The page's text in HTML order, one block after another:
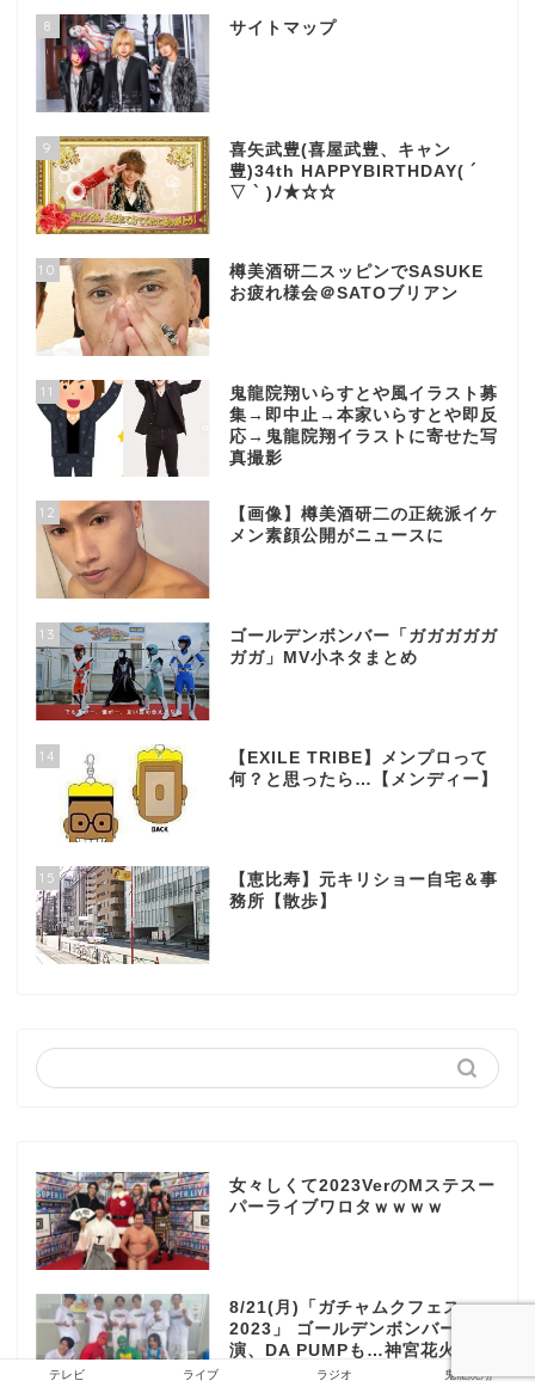
8 サイトマップ
9
喜矢武豊(喜屋武豊、キャン
豊)34th HAPPYBIRTHDAY( ´
▽ ` )ﾉ★☆☆
10
樽美酒研二スッピンでSASUKE
お疲れ様会＠SATOブリアン
11
鬼龍院翔いらすとや風イラスト募
集→即中止→本家いらすとや即反
応→鬼龍院翔イラストに寄せた写
真撮影
12
【画像】樽美酒研二の正統派イケ
メン素顔公開がニュースに
13
ゴールデンボンバー「ガガガガガ
ガガ」MV小ネタまとめ
14
【EXILE TRIBE】メンプロって
何？と思ったら…【メンディー】
15
【恵比寿】元キリショー自宅＆事
務所【散歩】
女々しくて2023VerのMステスー
パーライブワロタｗｗｗｗ
8/21(月)「ガチャムクフェス
2023」 ゴールデンボンバー出
演、DA PUMPも…神宮花火の思
テレビ ライブ ラジオ 鬼龍院翔